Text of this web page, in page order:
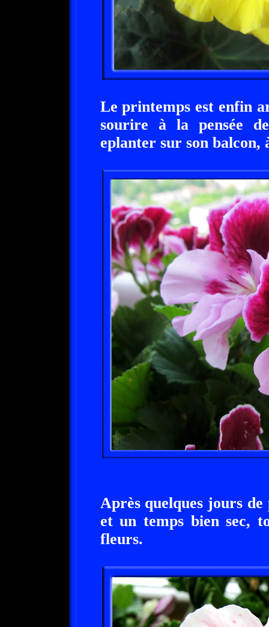
Le printemps est enfin
sourire à la pensée
eplanter sur son balcon,
Après quelques jours
et un temps bien sec,
fleurs.